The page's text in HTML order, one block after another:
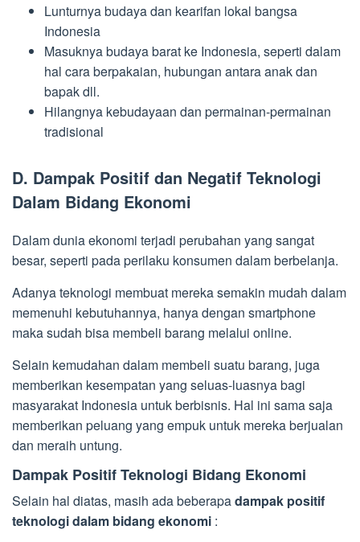
Lunturnya budaya dan kearifan lokal bangsa
Indonesia
Masuknya budaya barat ke Indonesia, seperti dalam
hal cara berpakaian, hubungan antara anak dan
bapak dll.
Hilangnya kebudayaan dan permainan-permainan
tradisional
D. Dampak Positif dan Negatif Teknologi
Dalam Bidang Ekonomi
Dalam dunia ekonomi terjadi perubahan yang sangat
besar, seperti pada perilaku konsumen dalam berbelanja.
Adanya teknologi membuat mereka semakin mudah dalam
memenuhi kebutuhannya, hanya dengan smartphone
maka sudah bisa membeli barang melalui online.
Selain kemudahan dalam membeli suatu barang, juga
memberikan kesempatan yang seluas-luasnya bagi
masyarakat Indonesia untuk berbisnis. Hal ini sama saja
memberikan peluang yang empuk untuk mereka berjualan
dan meraih untung.
Dampak Positif Teknologi Bidang Ekonomi
Selain hal diatas, masih ada beberapadampak positif
teknologi dalam bidang ekonomi :